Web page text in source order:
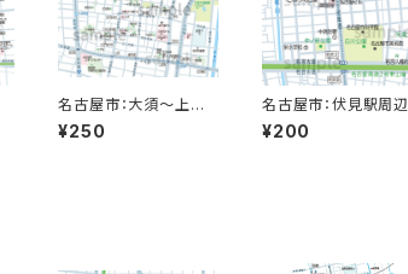
名古屋市：大須〜上前
津
¥250
名古屋市：伏見駅周辺
¥200